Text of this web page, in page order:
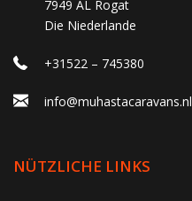
7949 AL Rogat
Die Niederlande
+31522 – 745380
info@muhastacaravans.nl
NÜTZLICHE LINKS